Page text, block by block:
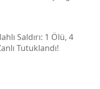
Saldırı: 1 Ölü, 4
Tutuklandı!